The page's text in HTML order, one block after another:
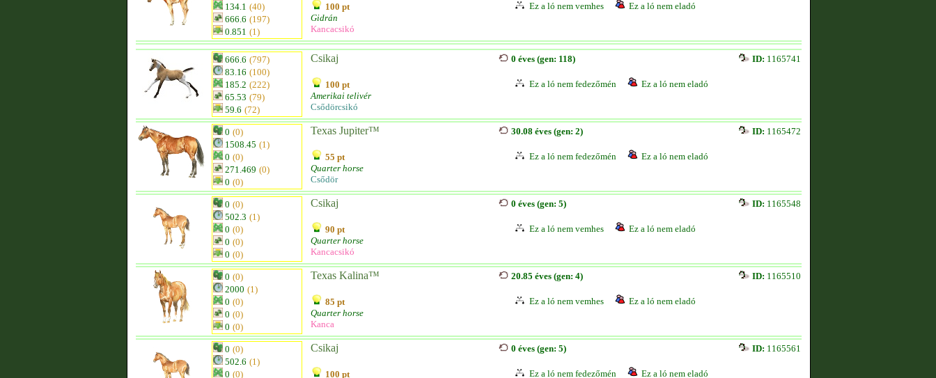
134.1 (40)
666.6 (197)
0.851 (1)
100 pt
Gidrán
Kancacsikó
Ez a ló nem vemhes Ez a ló nem eladó
666.6 (797)
83.16 (100)
185.2 (222)
65.53 (79)
59.6 (72)
Csikaj
100 pt
Amerikai telivér
Csődörcsikó
0 éves (gen: 118) ID: 1165741
Ez a ló nem fedezőmén Ez a ló nem eladó
0 (0)
1508.45 (1)
0 (0)
271.469 (0)
0 (0)
Texas Jupiter™
55 pt
Quarter horse
Csődör
30.08 éves (gen: 2) ID: 1165472
Ez a ló nem fedezőmén Ez a ló nem eladó
0 (0)
502.3 (1)
0 (0)
0 (0)
0 (0)
Csikaj
90 pt
Quarter horse
Kancacsikó
0 éves (gen: 5) ID: 1165548
Ez a ló nem vemhes Ez a ló nem eladó
0 (0)
2000 (1)
0 (0)
0 (0)
0 (0)
Texas Kalina™
85 pt
Quarter horse
Kanca
20.85 éves (gen: 4) ID: 1165510
Ez a ló nem vemhes Ez a ló nem eladó
0 (0)
502.6 (1)
0 (0)
Csikaj
100 pt
0 éves (gen: 5) ID: 1165561
Ez a ló nem fedezőmén Ez a ló nem eladó